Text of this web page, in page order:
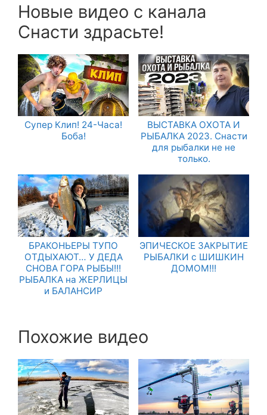
Новые видео с канала
Снасти здрасьте!
Супер Клип! 24-Часа!
Боба!
ВЫСТАВКА ОХОТА И
РЫБАЛКА 2023. Снасти
для рыбалки не не
только.
БРАКОНЬЕРЫ ТУПО
ОТДЫХАЮТ… У ДЕДА
СНОВА ГОРА РЫБЫ!!!
РЫБАЛКА на ЖЕРЛИЦЫ
и БАЛАНСИР
ЭПИЧЕСКОЕ ЗАКРЫТИЕ
РЫБАЛКИ с ШИШКИН
ДОМОМ!!!
Похожие видео